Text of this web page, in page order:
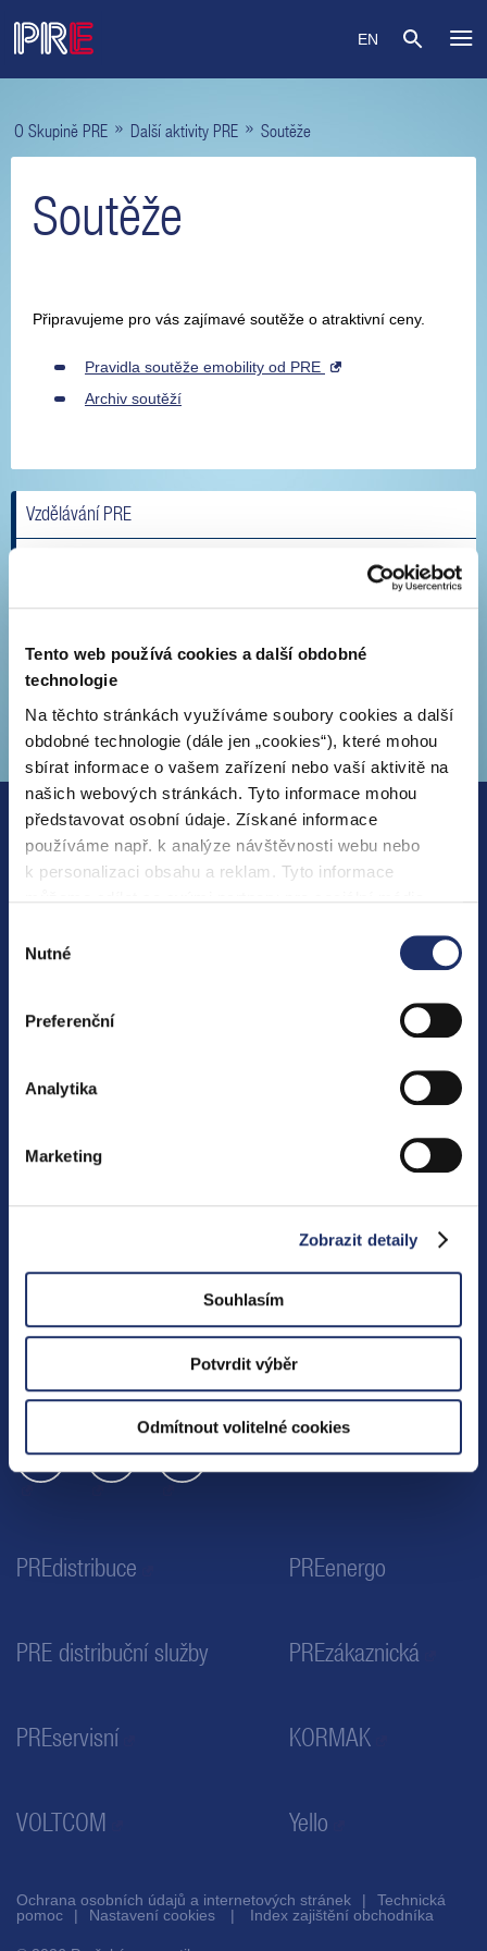
Tento web používá cookies a další obdobné
technologie
Na těchto stránkách využíváme soubory cookies a další
obdobné technologie (dále jen „cookies“), které mohou
sbírat informace o vašem zařízení nebo vaší aktivitě na
našich webových stránkách. Tyto informace mohou
představovat osobní údaje. Získané informace
používáme např. k analýze návštěvnosti webu nebo
k personalizaci obsahu a reklam. Tyto informace
s dalšími informacemi, které jste jim poskytli nebo které
získali v důsledku toho, že používáte jejich služby. Jaké
typy cookies používáme, naleznete níže v přehledné
tabulce. Možnosti zpracování upravíte zaškrtnutím
zápatí stránky v „Nastavení cookies“.
souhlasu
Nutné
Preferenční
Analytika
Marketing
Zobrazit detaily
Souhlasím
Potvrdit výběr
Odmítnout volitelné cookies
EN
O Skupině PRE » Další aktivity PRE » Soutěže
Soutěže
Připravujeme pro vás zajímavé soutěže o atraktivní ceny.
Pravidla soutěže emobility od PRE
Archiv soutěží
Vzdělávání PRE
Kultura PRE
Soutěže
Archiv soutěží
O SKUPINĚ PRE
Média
Kariéra
SLEDUJTE NÁS
PREdistribuce PREenergo
PRE distribuční služby PREzákaznická
PREservisní KORMAK
VOLTCOM Yello
Ochrana osobních údajů a internetových stránek
Technická
pomoc
Nastavení cookies Index zajištění obchodníka